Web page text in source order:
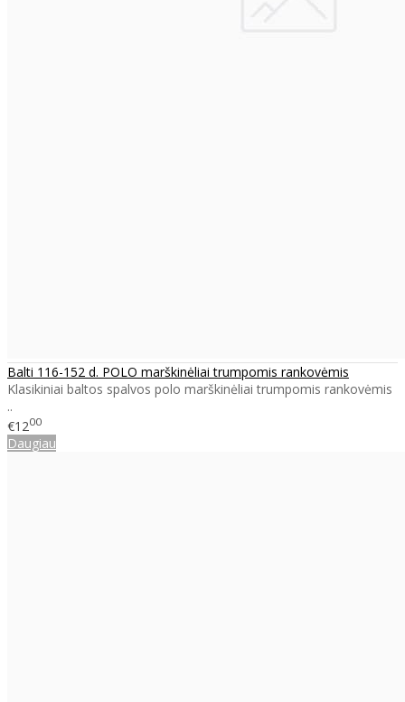
Balti 116-152 d. POLO marškinėliai trumpomis rankovėmis
Klasikiniai baltos spalvos polo marškinėliai trumpomis rankovėmis
..
€1200
Daugiau